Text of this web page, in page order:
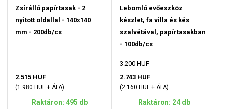
Zsírálló papírtasak - 2
nyitott oldallal - 140x140
mm - 200db/cs
2.515 HUF
(1.980 HUF + ÁFA)
Raktáron: 495 db
Lebomló evőeszköz
készlet, fa villa és kés
szalvétával, papírtasakban
- 100db/cs
3.200 HUF
2.743 HUF
(2.160 HUF + ÁFA)
Raktáron: 24 db